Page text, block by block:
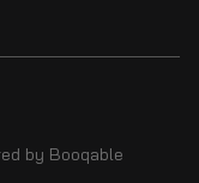
by Booqable